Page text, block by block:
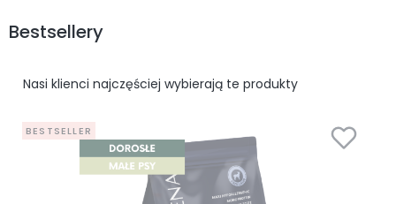
Bestsellery
Nasi klienci najczęściej wybierają te produkty
BESTSELLER